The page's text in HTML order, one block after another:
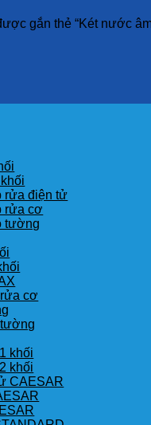
gắn thẻ “Két nước
rửa điện tử
rửa cơ
tường
cơ
khối
khối
CAESAR